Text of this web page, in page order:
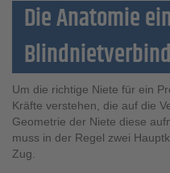
Die Anatomie
Um die richtige Niete für ein
Kräfte verstehen, die auf die
Geometrie der Niete diese
muss in der Regel zwei
Zug.